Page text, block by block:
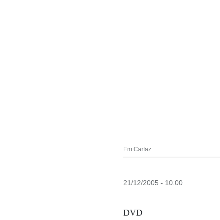
Em Cartaz
21/12/2005 - 10:00
DVD